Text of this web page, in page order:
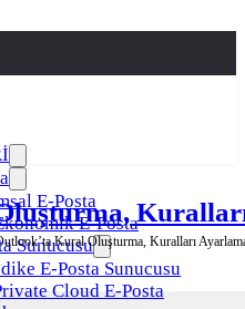
E-Posta
E-Posta
Sunucusu
E-Posta Sunucusu
Cloud E-Posta
Kural Oluşturma, Kuralları